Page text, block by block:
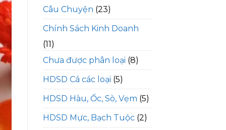
Câu Chuyện (23)
Chính Sách Kinh Doanh
(11)
Chưa được phân loại (8)
HDSD Cá các loại (5)
HDSD Hàu, Ốc, Sò, Vẹm (5)
HDSD Mực, Bạch Tuộc(2)